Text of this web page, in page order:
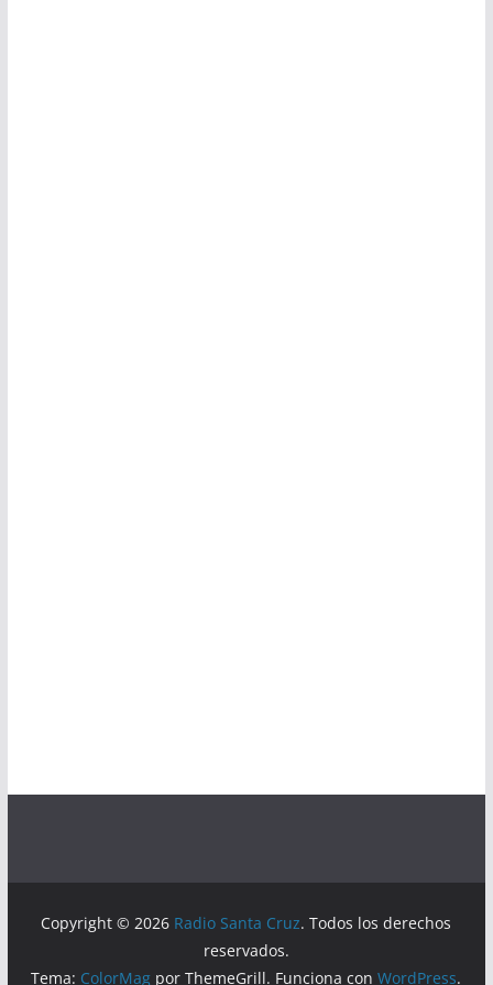
Copyright © 2026 Radio Santa Cruz. Todos los derechos
reservados.
Tema: ColorMag por ThemeGrill. Funciona conWordPress.